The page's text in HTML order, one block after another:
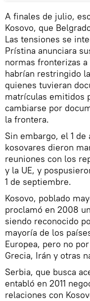
A finales de julio,
Kosovo, que
Las tensiones se
Prístina anunciara
normas fronterizas
habrían restringido
quienes tuvieran
matrículas emitidos
cambiarse por
la frontera.
Sin embargo, el 1
kosovares dieron
reuniones con los
y la UE, y
1 de septiembre.
Kosovo, poblado
proclamó en 2008
siendo reconocido
mayoría de los
Europea, pero no
Grecia, Irán y otras
Serbia, que busca
entabló en 2011
relaciones con